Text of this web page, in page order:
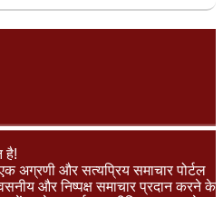
है!
अग्रणी और सत्यप्रिय समाचार पोर्टल
और निष्पक्ष समाचार प्रदान करने के